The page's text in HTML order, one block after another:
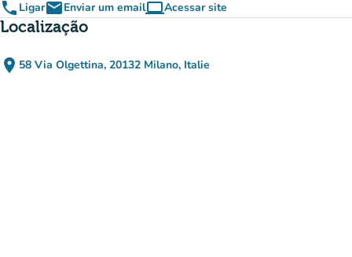
phone LigaremailEnviar um emailcomputerAcessar site
(novo separador)
Localização
place 58 Via Olgettina, 20132 Milano, Italie
(abrir no Google Maps)
(novo separador)